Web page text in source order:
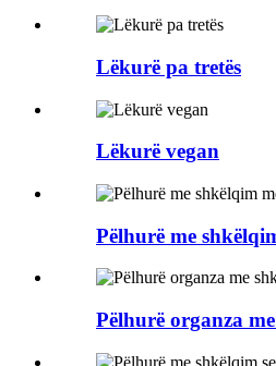
Lëkurë pa tretës
Lëkurë vegan
Pëlhurë me
Pëlhurë organza